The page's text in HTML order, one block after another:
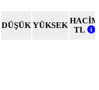
DÜŞÜK YÜKSEK
HACİM
TL